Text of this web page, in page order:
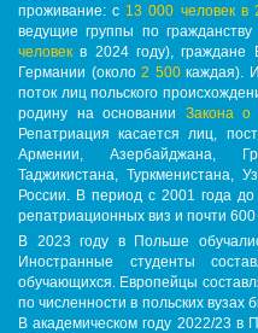
проживание: с 13 000 человек в
ведущие группы по
человек в 2024 году), граждане
Германии (около2 500каждая).
поток лиц польского
родину на основании Закона о
Репатриация касается лиц,
Армении, Азербайджана,
Таджикистана, Туркменистана,
России. В период с 2001 года
репатриационных виз и почти 600
В 2023 году в Польше
Иностранные студенты
обучающихся. Европейцы
по численности в польских вузах
В академическом году 2022/23 в